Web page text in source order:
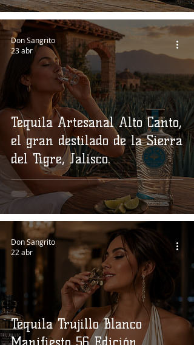
Tequila Artesanal Alto Canto,
el gran destilado de la Sierra
del Tigre, Jalisco.
Don Sangrito
23 abr
Tequila Trujillo Blanco
Don Sangrito
22 abr